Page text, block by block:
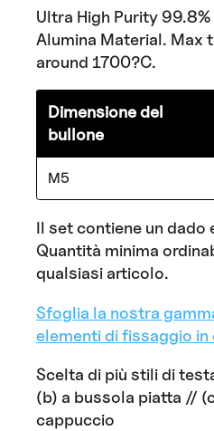
Ultra High Purity
Alumina Material. Max
around 1700?C.
Dimensione del
bullone
M5
Il set contiene un dado
Quantità minima
qualsiasi articolo.
Sfoglia la nostra
elementi di fissaggio in
Scelta di più stili di
(b) a bussola piatta //
cappuccio